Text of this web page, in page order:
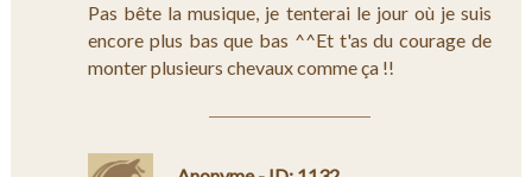
Pas bête la musique, je tenterai le jour où je suis
encore plus bas que bas ^^Et t'as du courage de
monter plusieurs chevaux comme ça !!